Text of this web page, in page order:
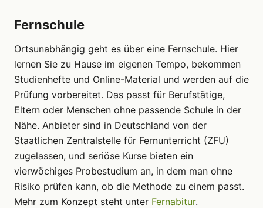
Fernschule
Ortsunabhängig geht es über eine Fernschule. Hier
lernen Sie zu Hause im eigenen Tempo, bekommen
Studienhefte und Online-Material und werden auf die
Prüfung vorbereitet. Das passt für Berufstätige,
Eltern oder Menschen ohne passende Schule in der
Nähe. Anbieter sind in Deutschland von der
Staatlichen Zentralstelle für Fernunterricht (ZFU)
zugelassen, und seriöse Kurse bieten ein
vierwöchiges Probestudium an, in dem man ohne
Risiko prüfen kann, ob die Methode zu einem passt.
Mehr zum Konzept steht unter Fernabitur.